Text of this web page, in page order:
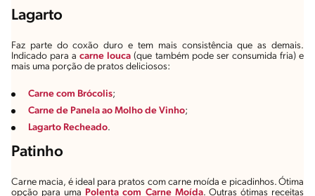
Lagarto
Faz parte do coxão duro e tem mais consistência que as demais.
Indicado para acarne louca (que também pode ser consumida fria) e
mais uma porção de pratos deliciosos:
Carne com Brócolis;
Carne de Panela ao Molho de Vinho;
Lagarto Recheado.
Patinho
Carne macia, é ideal para pratos com carne moída e picadinhos. Ótima
opção para uma Polenta com Carne Moída. Outras ótimas receitas